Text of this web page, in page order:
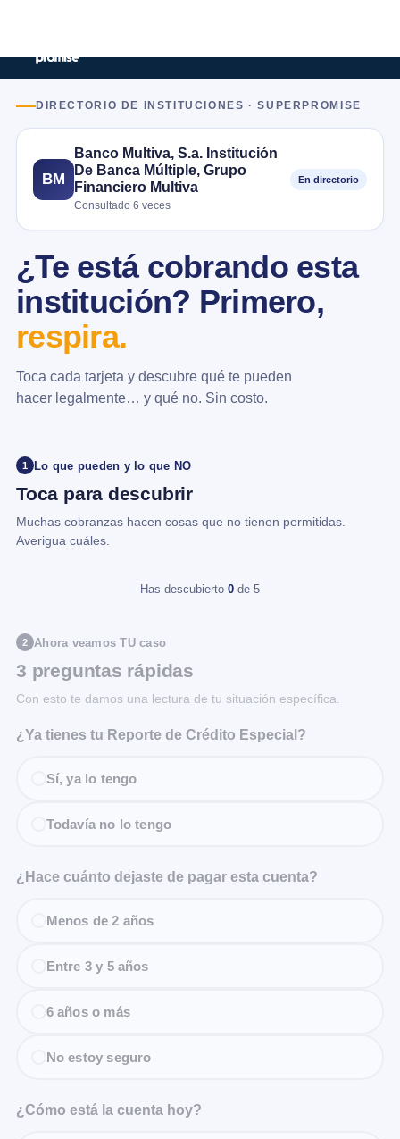
DIRECTORIO DE INSTITUCIONES · SUPERPROMISE
BM
Banco Multiva, S.a. Institución
De Banca Múltiple, Grupo
Financiero Multiva
Consultado 6 veces
En directorio
¿Te está cobrando esta
institución? Primero,
respira.
Toca cada tarjeta y descubre qué te pueden
hacer legalmente… y qué no. Sin costo.
1 Lo que pueden y lo que NO
Toca para descubrir
Muchas cobranzas hacen cosas que no tienen permitidas.
Averigua cuáles.
Has descubierto 0 de 5
2 Ahora veamos TU caso
3 preguntas rápidas
Con esto te damos una lectura de tu situación específica.
¿Ya tienes tu Reporte de Crédito Especial?
Sí, ya lo tengo
Todavía no lo tengo
¿Hace cuánto dejaste de pagar esta cuenta?
Menos de 2 años
Entre 3 y 5 años
6 años o más
No estoy seguro
¿Cómo está la cuenta hoy?